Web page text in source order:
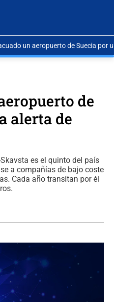
un aeropuerto de Suecia por
de
alerta de
es el quinto del país
a compañías de bajo coste
Cada año transitan por él